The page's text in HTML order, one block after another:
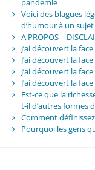
pandemie
Voici des blagues
d’humour à un
A PROPOS –
J’ai découvert la
J’ai découvert la
J’ai découvert la
J’ai découvert la
Est-ce que la
t-il d’autres formes
Comment
Pourquoi les gens